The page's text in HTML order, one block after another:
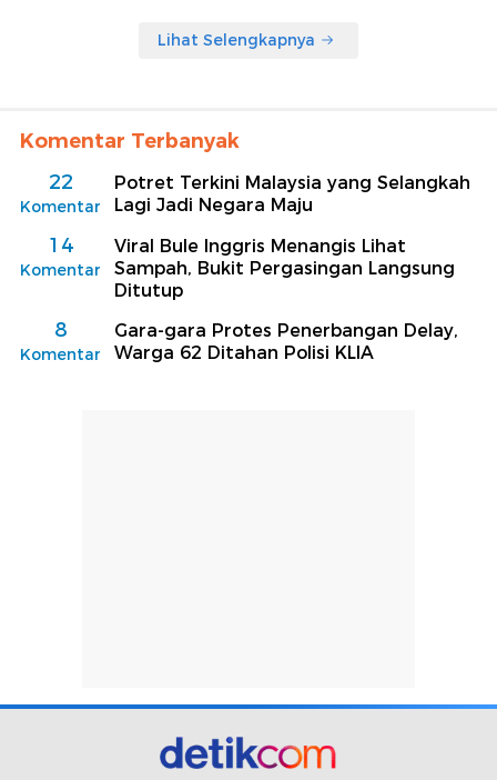
Lihat Selengkapnya
Komentar Terbanyak
22
Komentar
Potret Terkini Malaysia yang Selangkah
Lagi Jadi Negara Maju
14
Komentar
Viral Bule Inggris Menangis Lihat
Sampah, Bukit Pergasingan Langsung
Ditutup
8
Komentar
Gara-gara Protes Penerbangan Delay,
Warga 62 Ditahan Polisi KLIA